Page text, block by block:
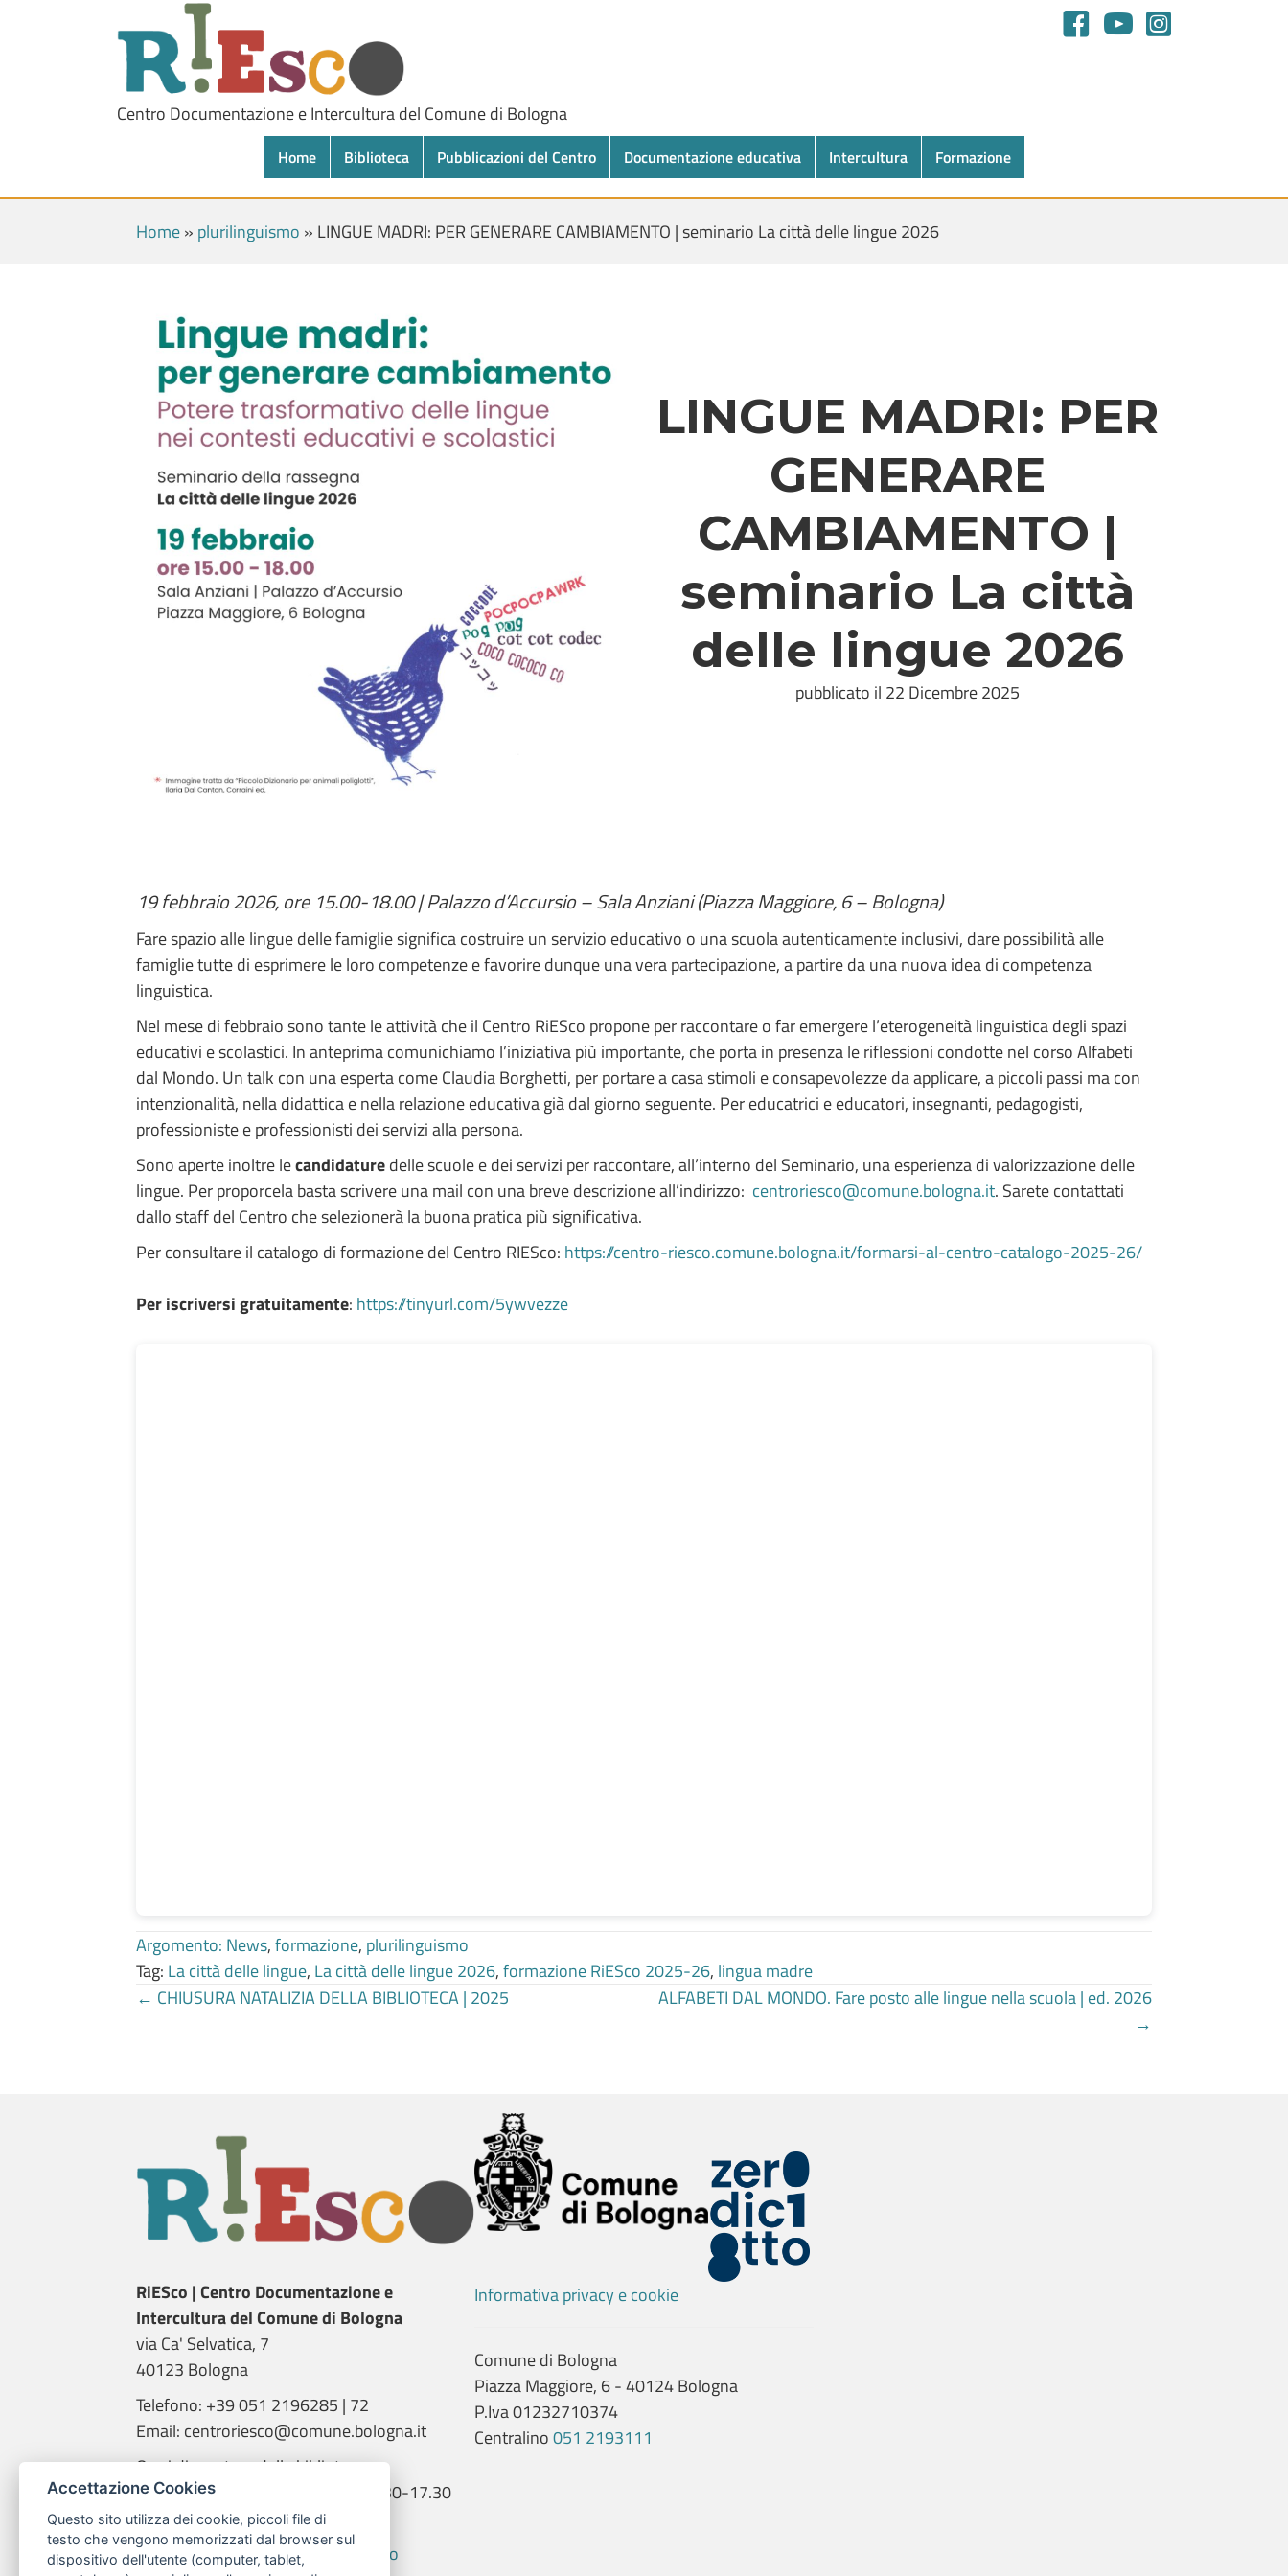
Centro Documentazione e Intercultura del Comune di Bologna
Home Biblioteca Pubblicazioni del Centro Documentazione educativa Intercultura Formazione
Home» plurilinguismo » LINGUE MADRI: PER GENERARE CAMBIAMENTO | seminario La città delle lingue 2026
LINGUE MADRI: PER
GENERARE
CAMBIAMENTO |
seminario La città
delle lingue 2026
pubblicato il 22 Dicembre 2025
19 febbraio 2026, ore 15.00-18.00 | Palazzo d’Accursio – Sala Anziani (Piazza Maggiore, 6 – Bologna)
Fare spazio alle lingue delle famiglie significa costruire un servizio educativo o una scuola autenticamente inclusivi, dare possibilità alle
famiglie tutte di esprimere le loro competenze e favorire dunque una vera partecipazione, a partire da una nuova idea di competenza
linguistica.
Nel mese di febbraio sono tante le attività che il Centro RiESco propone per raccontare o far emergere l’eterogeneità linguistica degli spazi
educativi e scolastici. In anteprima comunichiamo l’iniziativa più importante, che porta in presenza le riflessioni condotte nel corso Alfabeti
dal Mondo. Un talk con una esperta come Claudia Borghetti, per portare a casa stimoli e consapevolezze da applicare, a piccoli passi ma con
intenzionalità, nella didattica e nella relazione educativa già dal giorno seguente. Per educatrici e educatori, insegnanti, pedagogisti,
professioniste e professionisti dei servizi alla persona.
Sono aperte inoltre lecandidaturedelle scuole e dei servizi per raccontare, all’interno del Seminario, una esperienza di valorizzazione delle
lingue. Per proporcela basta scrivere una mail con una breve descrizione all’indirizzo: centroriesco@comune.bologna.it. Sarete contattati
dallo staff del Centro che selezionerà la buona pratica più significativa.
Per consultare il catalogo di formazione del Centro RIESco: https://centro-riesco.comune.bologna.it/formarsi-al-centro-catalogo-2025-26/
Per iscriversi gratuitamente: https://tinyurl.com/5ywvezze
Argomento: News,formazione, plurilinguismo
Tag: La città delle lingue, La città delle lingue 2026,formazione RiESco 2025-26, lingua madre
Posts
← CHIUSURA NATALIZIA DELLA BIBLIOTECA | 2025
ALFABETI DAL MONDO. Fare posto alle lingue nella scuola | ed. 2026
→
RiESco | Centro Documentazione e
Intercultura del Comune di Bologna
via Ca' Selvatica, 7
40123 Bologna
Telefono: +39 051 2196285 | 72
Email: centroriesco@comune.bologna.it
Orari di apertura della biblioteca:
martedì e giovedì: 9.00-14.00; 14.30-17.30
mercoledì: 14.00-18.00
Informativa trattamento dati RiESco
Informativa privacy e cookie
Comune di Bologna
Piazza Maggiore, 6 - 40124 Bologna
P.Iva 01232710374
Centralino051 2193111
Accettazione Cookies
Questo sito utilizza dei cookie, piccoli file di
testo che vengono memorizzati dal browser sul
dispositivo dell'utente (computer, tablet,